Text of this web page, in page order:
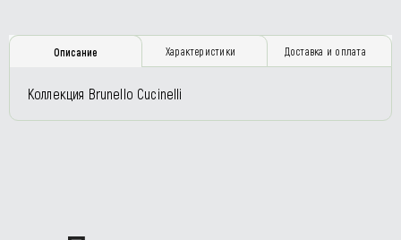
Описание Характеристики Доставка и оплата
Коллекция Brunello Cucinelli